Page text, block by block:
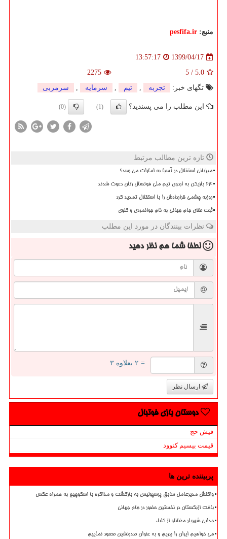
منبع: pesfifa.ir
1399/04/17
13:57:17
5.0
/
5
2275
تگهای خبر:
تجربه , تیم , سرمایه , سرمربی
این مطلب را می پسندید؟ (1)
(0)
تازه ترین مطالب مرتبط
میزبانی استقلال در آسیا به امارات می رسد؟
۲۴ بازیکن به اردوی تیم ملی فوتسال زنان دعوت شدند
روزبه چشمی قراردادش را با استقلال تمدید کرد
ثبت طلای جام جهانی به نام جوانمردی و گلوی
نظرات بینندگان در مورد این مطلب
لطفا شما همنظر دهید
= ۲ بعلاوه ۳
ارسال نظر
دوستان بازی فوتبال
فیش حج
قیمت بیسیم کنوود
پربیننده ترین ها
واکنش مدیرعامل سابق پرسپولیس به بازگشت و مذاکره با اسکوچیچ به همراه عکس
باخت ازبکستان در نخستین حضور در جام جهانی
جدایی شهریار مغانلو از کلباء
می خواهیم ایران را ببریم و به عنوان صدرنشین صعود نماییم